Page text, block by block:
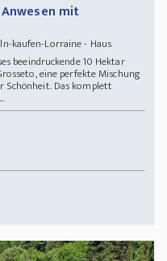
mit
kaufen-Lorraine - Haus
beeindruckende 10 Hektar
eine perfekte Mischung
Das komplett